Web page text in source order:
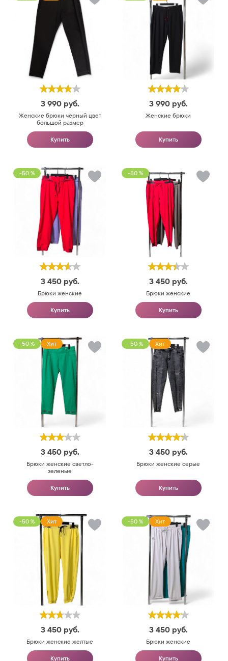
3 990 руб.
Женские брюки чёрный цвет
большой размер
Купить
3 990 руб.
Женские брюки
Купить
-50 %
3 450 руб.
Брюки женские
Купить
-50 %
3 450 руб.
Брюки женские
Купить
-50 % Хит
3 450 руб.
Брюки женские светло-
зеленые
Купить
-50 % Хит
3 450 руб.
Брюки женские серые
Купить
-50 % Хит
3 450 руб.
Брюки женские желтые
Купить
-50 % Хит
3 450 руб.
Брюки женские
Купить